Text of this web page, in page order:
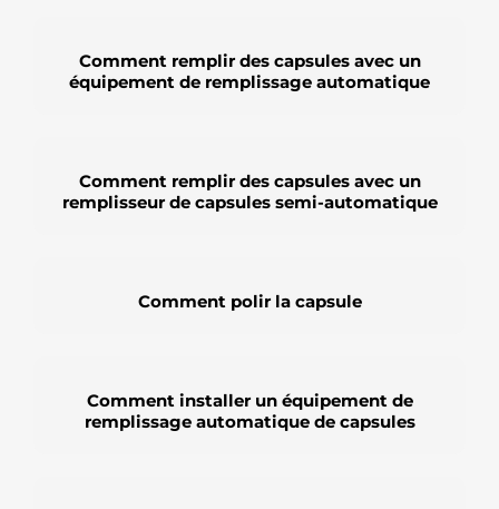
Comment remplir des capsules avec un
équipement de remplissage automatique
Comment remplir des capsules avec un
remplisseur de capsules semi-automatique
Comment polir la capsule
Comment installer un équipement de
remplissage automatique de capsules